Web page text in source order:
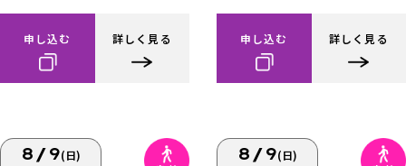
申し込む 詳しく見る 申し込む 詳しく見る
8/9(日) 8/9(日)